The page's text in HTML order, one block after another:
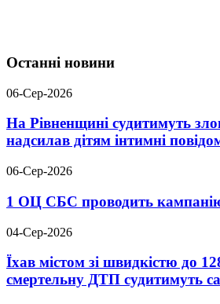
Останні новини
06-Сер-2026
На Рівненщині судитимуть
надсилав дітям інтимні
06-Сер-2026
1 ОЦ СБС проводить
04-Сер-2026
Їхав містом зі швидкістю до
смертельну ДТП судитимуть